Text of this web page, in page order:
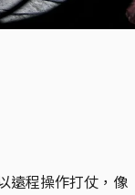
遠程操作打仗，像